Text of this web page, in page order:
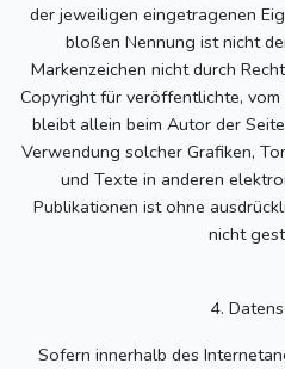
der jeweiligen eingetragenen
bloßen Nennung ist nicht
Markenzeichen nicht durch
Copyright für veröffentlichte,
bleibt allein beim Autor der
Verwendung solcher Grafiken,
und Texte in anderen
Publikationen ist ohne
nicht
4.
Sofern innerhalb des